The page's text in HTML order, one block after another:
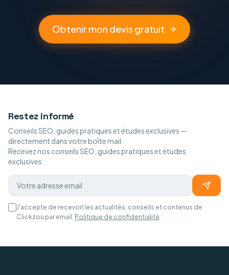
Obtenir mon devis gratuit
Restez informé
Conseils SEO, guides pratiques et études exclusives —
directement dans votre boîte mail.
Recevez nos conseils SEO, guides pratiques et études
exclusives.
J'accepte de recevoir les actualités, conseils et contenus de
Clickzou par email. Politique de confidentialité